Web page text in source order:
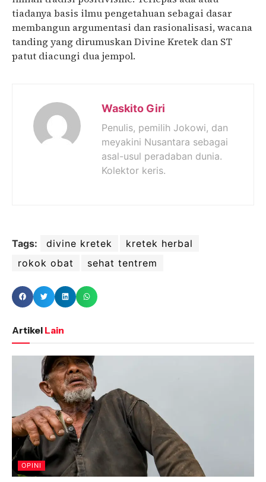
tiadanya basis ilmu pengetahuan sebagai dasar
membangun argumentasi dan rasionalisasi, wacana
tanding yang dirumuskan Divine Kretek dan ST
patut diacungi dua jempol.
Waskito Giri
Penulis, pemilih Jokowi, dan
meyakini Nusantara sebagai
asal-usul peradaban dunia.
Kolektor keris.
Tags: divine kretek
kretek herbal
rokok obat
sehat tentrem
Artikel Lain
OPINI